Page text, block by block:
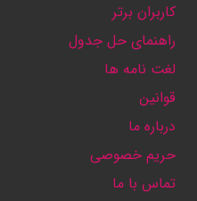
کاربران برتر
راهنمای حل جدول
لغت نامه ها
قوانین
درباره ما
حریم خصوصی
تماس با ما